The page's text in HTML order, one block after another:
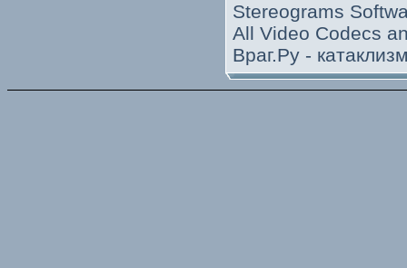
Stereograms
All Video Codecs
Враг.Ру -